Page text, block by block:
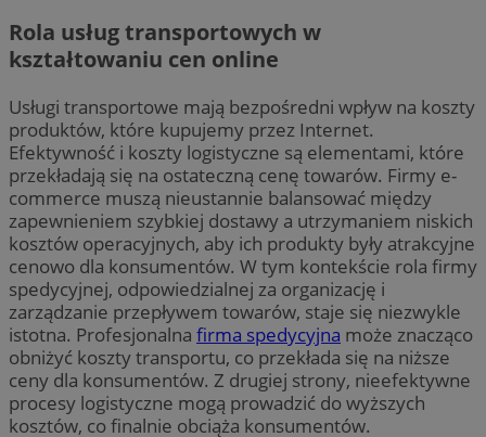
Rola usług transportowych w
kształtowaniu cen online
Usługi transportowe mają bezpośredni wpływ na koszty
produktów, które kupujemy przez Internet.
Efektywność i koszty logistyczne są elementami, które
przekładają się na ostateczną cenę towarów. Firmy e-
commerce muszą nieustannie balansować między
zapewnieniem szybkiej dostawy a utrzymaniem niskich
kosztów operacyjnych, aby ich produkty były atrakcyjne
cenowo dla konsumentów. W tym kontekście rola firmy
spedycyjnej, odpowiedzialnej za organizację i
zarządzanie przepływem towarów, staje się niezwykle
istotna. Profesjonalna firma spedycyjna może znacząco
obniżyć koszty transportu, co przekłada się na niższe
ceny dla konsumentów. Z drugiej strony, nieefektywne
procesy logistyczne mogą prowadzić do wyższych
kosztów, co finalnie obciąża konsumentów.